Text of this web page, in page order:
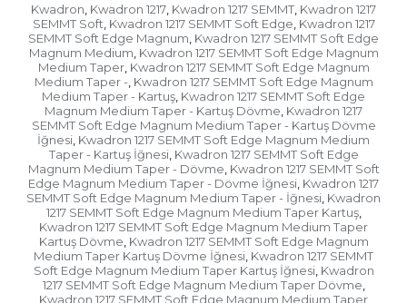
Tam membran
Tıbbi sınıf plastik
Olağanüstü mürekkep akışı
cerrahi paslanmaz çelik
EO Gazı Sterilize Edildi
Kutu Başına 20 Kartuş
Kwadron Kwadron 1217 Kwadron 1217 SEMMT Kwadron 1217
SEMMT Soft Kwadron 1217 SEMMT Soft Edge Kwadron 1217
SEMMT Soft Edge Magnum Kwadron 1217 SEMMT Soft Edge
Magnum Medium Kwadron 1217 SEMMT Soft Edge Magnum
Medium Taper, Kwadron 1217 SEMMT Soft Edge Magnum
Medium Taper - Kwadron 1217 SEMMT Soft Edge Magnum
Medium Taper - Kartuş Kwadron 1217 SEMMT Soft Edge
Magnum Medium Taper - Kartuş Dövme Kwadron 1217
SEMMT Soft Edge Magnum Medium Taper - Kartuş Dövme
İğnesi Kwadron 1217 SEMMT Soft Edge Magnum Medium
Taper - Kartuş İğnesi, Kwadron 1217 SEMMT Soft Edge
Magnum Medium Taper - Dövme Kwadron 1217 SEMMT Soft
Edge Magnum Medium Taper - Dövme İğnesi Kwadron 1217
SEMMT Soft Edge Magnum Medium Taper - İğnesi Kwadron
1217 SEMMT Soft Edge Magnum Medium Taper Kartuş,
Kwadron 1217 SEMMT Soft Edge Magnum Medium Taper
Kartuş Dövme Kwadron 1217 SEMMT Soft Edge Magnum
Medium Taper Kartuş Dövme İğnesi Kwadron 1217 SEMMT
Soft Edge Magnum Medium Taper Kartuş İğnesi, Kwadron
1217 SEMMT Soft Edge Magnum Medium Taper Dövme
Kwadron 1217 SEMMT Soft Edge Magnum Medium Taper